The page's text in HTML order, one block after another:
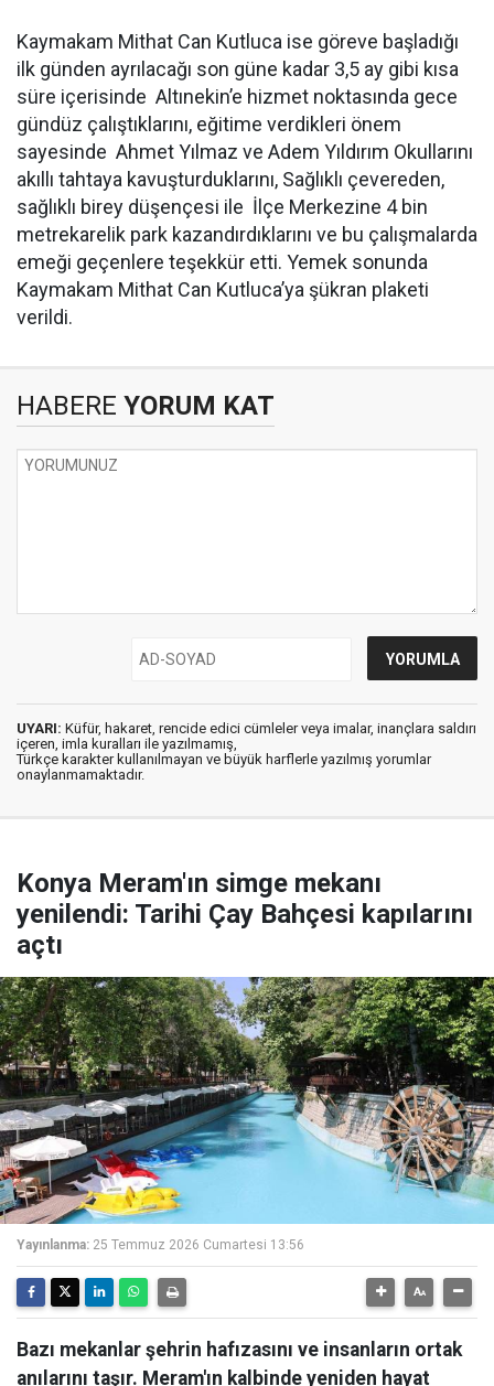
Kaymakam Mithat Can Kutluca ise göreve başladığı
ilk günden ayrılacağı son güne kadar 3,5 ay gibi kısa
süre içerisinde Altınekin’e hizmet noktasında gece
gündüz çalıştıklarını, eğitime verdikleri önem
sayesinde Ahmet Yılmaz ve Adem Yıldırım Okullarını
akıllı tahtaya kavuşturduklarını, Sağlıklı çevereden,
sağlıklı birey düşençesi ile İlçe Merkezine 4 bin
metrekarelik park kazandırdıklarını ve bu çalışmalarda
emeği geçenlere teşekkür etti. Yemek sonunda
Kaymakam Mithat Can Kutluca’ya şükran plaketi
verildi.
HABERE YORUM KAT
UYARI: Küfür, hakaret, rencide edici cümleler veya imalar, inançlara saldırı
içeren, imla kuralları ile yazılmamış,
Türkçe karakter kullanılmayan ve büyük harflerle yazılmış yorumlar
onaylanmamaktadır.
Konya Meram'ın simge mekanı
yenilendi: Tarihi Çay Bahçesi kapılarını
açtı
Yayınlanma: 25 Temmuz 2026 Cumartesi 13:56
Bazı mekanlar şehrin hafızasını ve insanların ortak
anılarını taşır. Meram'ın kalbinde yeniden hayat